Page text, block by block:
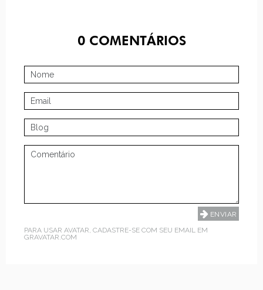
0COMENTÁRIOS
PARA USAR AVATAR, CADASTRE-SE COM SEU EMAIL EM
GRAVATAR.COM